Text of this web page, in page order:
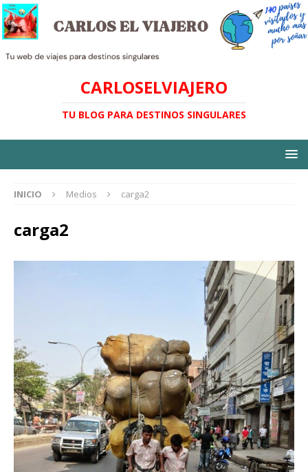
CARLOSELVIAJERO
TU BLOG PARA DESTINOS SINGULARES
INICIO Medios carga2
carga2